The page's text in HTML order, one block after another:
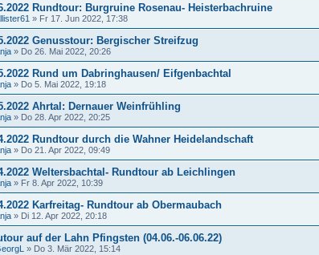
Rundtour: Burgruine Rosenau- Heisterbachruine
» Fr 17. Jun 2022, 17:38
Genusstour: Bergischer Streifzug
» Do 26. Mai 2022, 20:26
Rund um Dabringhausen/ Eifgenbachtal
» Do 5. Mai 2022, 19:18
Ahrtal: Dernauer Weinfrühling
» Do 28. Apr 2022, 20:25
Rundtour durch die Wahner Heidelandschaft
» Do 21. Apr 2022, 09:49
Weltersbachtal- Rundtour ab Leichlingen
» Fr 8. Apr 2022, 10:39
Karfreitag- Rundtour ab Obermaubach
» Di 12. Apr 2022, 20:18
auf der Lahn Pfingsten (04.06.-06.06.22)
» Do 3. Mär 2022, 15:14